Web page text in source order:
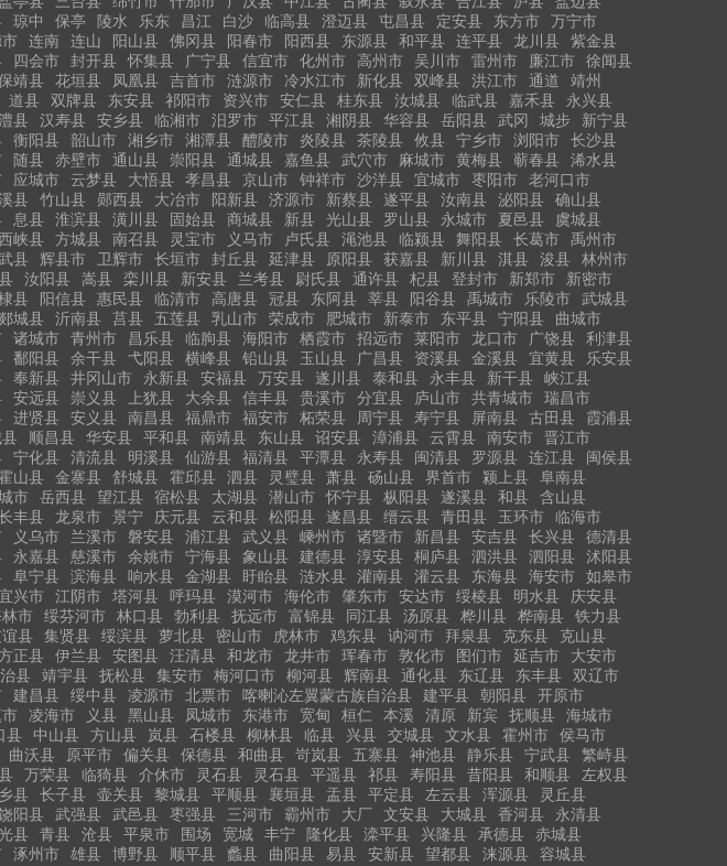
琼中 保亭 陵水 乐东 昌江 白沙 临高县 澄迈县 屯昌县 定安县 东方市
万宁市
连南 连山 阳山县 佛冈县 阳春市 阳西县 东源县 和平县 连平县 龙川县
紫金县
四会市 封开县 怀集县 广宁县 信宜市 化州市 高州市 吴川市 雷州市 廉江市
徐闻县
靖县 花垣县 凤凰县 吉首市 涟源市 冷水江市 新化县 双峰县 洪江市 通道
靖州
道县 双牌县 东安县 祁阳市 资兴市 安仁县 桂东县 汝城县 临武县 嘉禾县
永兴县
县 汉寿县 安乡县 临湘市 汨罗市 平江县 湘阴县 华容县 岳阳县 武冈 城步
新宁县
衡阳县 韶山市 湘乡市 湘潭县 醴陵市 炎陵县 茶陵县 攸县 宁乡市 浏阳市
长沙县
随县 赤壁市 通山县 崇阳县 通城县 嘉鱼县 武穴市 麻城市 黄梅县 蕲春县
浠水县
应城市 云梦县 大悟县 孝昌县 京山市 钟祥市 沙洋县 宜城市 枣阳市
老河口市
县 竹山县 郧西县 大冶市 阳新县 济源市 新蔡县 遂平县 汝南县 泌阳县
确山县
息县 淮滨县 潢川县 固始县 商城县 新县 光山县 罗山县 永城市 夏邑县
虞城县
峡县 方城县 南召县 灵宝市 义马市 卢氏县 渑池县 临颍县 舞阳县 长葛市
禹州市
县 辉县市 卫辉市 长垣市 封丘县 延津县 原阳县 获嘉县 新川县 淇县 浚县
林州市
汝阳县 嵩县 栾川县 新安县 兰考县 尉氏县 通许县 杞县 登封市 新郑市
新密市
县 阳信县 惠民县 临清市 高唐县 冠县 东阿县 莘县 阳谷县 禹城市 乐陵市
武城县
郯城县 沂南县 莒县 五莲县 乳山市 荣成市 肥城市 新泰市 东平县 宁阳县
曲城市
诸城市 青州市 昌乐县 临朐县 海阳市 栖霞市 招远市 莱阳市 龙口市 广饶县
利津县
鄱阳县 余干县 弋阳县 横峰县 铅山县 玉山县 广昌县 资溪县 金溪县 宜黄县
乐安县
奉新县 井冈山市 永新县 安福县 万安县 遂川县 泰和县 永丰县 新干县
峡江县
安远县 崇义县 上犹县 大余县 信丰县 贵溪市 分宜县 庐山市 共青城市
瑞昌市
进贤县 安义县 南昌县 福鼎市 福安市 柘荣县 周宁县 寿宁县 屏南县 古田县
霞浦县
顺昌县 华安县 平和县 南靖县 东山县 诏安县 漳浦县 云霄县 南安市
晋江市
宁化县 清流县 明溪县 仙游县 福清县 平潭县 永寿县 闽清县 罗源县 连江县
闽侯县
山县 金寨县 舒城县 霍邱县 泗县 灵璧县 萧县 砀山县 界首市 颍上县
阜南县
市 岳西县 望江县 宿松县 太湖县 潜山市 怀宁县 枞阳县 遂溪县 和县
含山县
丰县 龙泉市 景宁 庆元县 云和县 松阳县 遂昌县 缙云县 青田县 玉环市
临海市
义乌市 兰溪市 磐安县 浦江县 武义县 嵊州市 诸暨市 新昌县 安吉县 长兴县
德清县
永嘉县 慈溪市 余姚市 宁海县 象山县 建德县 淳安县 桐庐县 泗洪县 泗阳县
沭阳县
阜宁县 滨海县 响水县 金湖县 盱眙县 涟水县 灌南县 灌云县 东海县 海安市
如皋市
兴市 江阴市 塔河县 呼玛县 漠河市 海伦市 肇东市 安达市 绥棱县 明水县
庆安县
市 绥芬河市 林口县 勃利县 抚远市 富锦县 同江县 汤原县 桦川县 桦南县
铁力县
县 集贤县 绥滨县 萝北县 密山市 虎林市 鸡东县 讷河市 拜泉县 克东县
克山县
正县 伊兰县 安图县 汪清县 和龙市 龙井市 珲春市 敦化市 图们市 延吉市
大安市
县 靖宇县 抚松县 集安市 梅河口市 柳河县 辉南县 通化县 东辽县 东丰县
双辽市
建昌县 绥中县 凌源市 北票市 喀喇沁左翼蒙古族自治县 建平县 朝阳县
开原市
凌海市 义县 黑山县 凤城市 东港市 宽甸 桓仁 本溪 清原 新宾 抚顺县
海城市
县 中山县 方山县 岚县 石楼县 柳林县 临县 兴县 交城县 文水县 霍州市
侯马市
曲沃县 原平市 偏关县 保德县 和曲县 岢岚县 五寨县 神池县 静乐县 宁武县
繁峙县
万荣县 临猗县 介休市 灵石县 灵石县 平遥县 祁县 寿阳县 昔阳县 和顺县
左权县
县 长子县 壶关县 黎城县 平顺县 襄垣县 盂县 平定县 左云县 浑源县
灵丘县
阳县 武强县 武邑县 枣强县 三河市 霸州市 大厂 文安县 大城县 香河县
永清县
县 青县 沧县 平泉市 围场 宽城 丰宁 隆化县 滦平县 兴隆县 承德县
赤城县
涿州市 雄县 博野县 顺平县 蠡县 曲阳县 易县 安新县 望都县 涞源县
容城县